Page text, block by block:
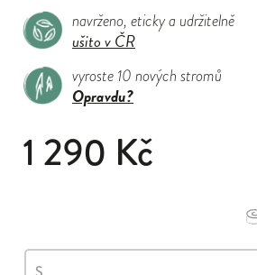
navrženo, eticky a udržitelně
ušito v ČR
vyroste 10 nových stromů
Opravdu?
1 290 Kč